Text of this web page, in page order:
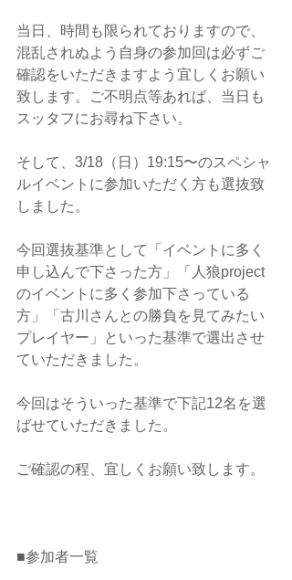
当日、時間も限られておりますので、
混乱されぬよう自身の参加回は必ずご
確認をいただきますよう宜しくお願い
致します。ご不明点等あれば、当日も
スッタフにお尋ね下さい。
そして、3/18（日）19:15〜のスペシャ
ルイベントに参加いただく方も選抜致
しました。
今回選抜基準として「イベントに多く
申し込んで下さった方」「人狼project
のイベントに多く参加下さっている
方」「古川さんとの勝負を見てみたい
プレイヤー」といった基準で選出させ
ていただきました。
今回はそういった基準で下記12名を選
ばせていただきました。
ご確認の程、宜しくお願い致します。
■参加者一覧